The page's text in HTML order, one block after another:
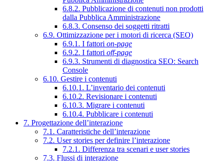
6.8.2. Pubblicazione di contenuti non prodotti
dalla Pubblica Amministrazione
6.8.3. Consenso dei soggetti ritratti
6.9. Ottimizzazione per i motori di ricerca (SEO)
6.9.1. I fattori on-page
6.9.2. I fattori off-page
6.9.3. Strumenti di diagnostica SEO: Search
Console
6.10. Gestire i contenuti
6.10.1. L’inventario dei contenuti
6.10.2. Revisionare i contenuti
6.10.3. Migrare i contenuti
6.10.4. Pubblicare i contenuti
7. Progettazione dell’interazione
7.1. Caratteristiche dell’interazione
7.2. User stories per definire l’interazione
7.2.1. Differenza tra scenari e user stories
7.3. Flussi di interazione